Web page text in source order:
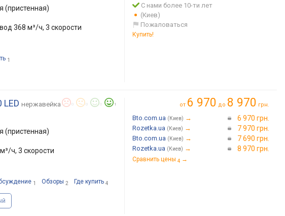
(пристенная)
368 м³/ч, 3 скорости
1
С нами более 10-ти лет
(Киев)
Пожаловаться
Купить!
LED нержавейка 1
(пристенная)
ч, 3 скорости
1 Обзоры 2 Где купить 4
от 6 970 до 8 970 грн.
Bto.com.ua (Киев) → 6 970 грн.
Rozetka.ua (Киев) → 7 970 грн.
Bto.com.ua (Киев) → 7 690 грн.
Rozetka.ua (Киев) → 8 970 грн.
Сравнить цены 4 →